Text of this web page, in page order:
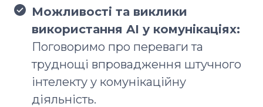
Можливості та виклики
використання AI у комунікаціях:
Поговоримо про переваги та
труднощі впровадження штучного
інтелекту у комунікаційну
діяльність.